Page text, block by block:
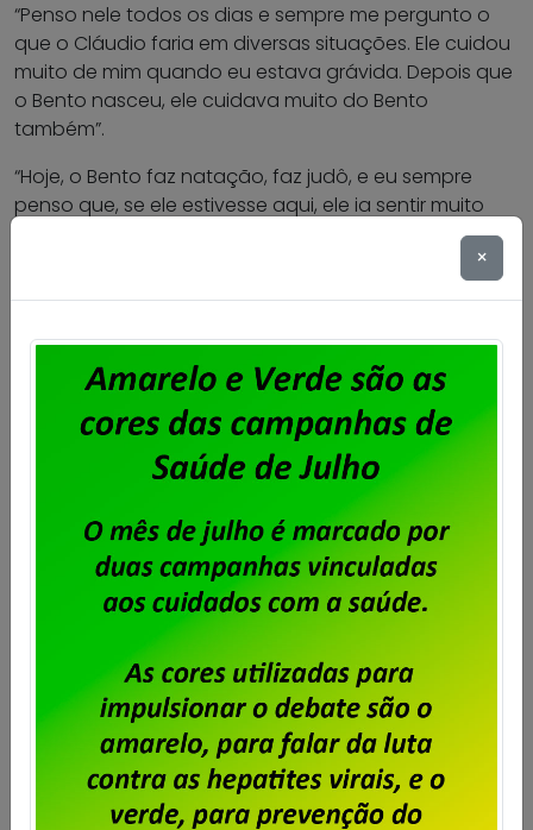
“Penso nele todos os dias e sempre me pergunto o
que o Cláudio faria em diversas situações. Ele cuidou
muito de mim quando eu estava grávida. Depois que
o Bento nasceu, ele cuidava muito do Bento
também”.
“Hoje, o Bento faz natação, faz judô, e eu sempre
penso que, se ele estivesse aqui, ele ia sentir muito
acompanhar. O Cláudio gostava muito de viajar. Era
eu acho que ele também ia querer fazer essas coisas
com o Bento, que seria muito legal”, conta Ana Lucia.
Assim como Paola e Milton, ela acredita que alguma
reparação é necessária, em razão dos crimes
cometidos pelo Estado, que favoreceram o
adoecimento e a morte de tantos brasileiros.
“Eu fico muito revoltada, porque um mês depois que
o Cláudio faleceu, eu fui tomar vacina, e nós
tínhamos a mesma idade, então ele iria tomar no
mesmo momento. E é muito revoltante pensar isso,
que ele não teve essa oportunidade. Esses dias, eu fui
pesquisar sobre a vacinação contra a covid-19 no
Brasil pra relembrar, e vi as matérias sobre os e-mails
mandados pelo laboratórios oferecendo as vacinas
meses antes do que foi comprado. E o governo
deixou passar, não fez nada”.
×